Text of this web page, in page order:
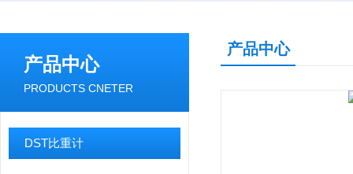
产品中心
PRODUCTS CNETER
DST比重计
产品中心